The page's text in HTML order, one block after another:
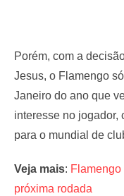
Porém, com a
Jesus, o Flamengo
Janeiro do ano que
interesse no jogador,
para o mundial de
Veja mais:
próxima rodada